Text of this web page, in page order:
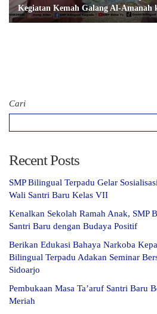
Kegiatan Kemah Galang Al-Amanah
Cari
Recent Posts
SMP Bilingual Terpadu Gelar
Wali Santri Baru Kelas VII
Kenalkan Sekolah Ramah Anak, SMP
Santri Baru dengan Budaya Positif
Berikan Edukasi Bahaya Narkoba
Bilingual Terpadu Adakan Seminar
Sidoarjo
Pembukaan Masa Ta’aruf Santri Baru
Meriah